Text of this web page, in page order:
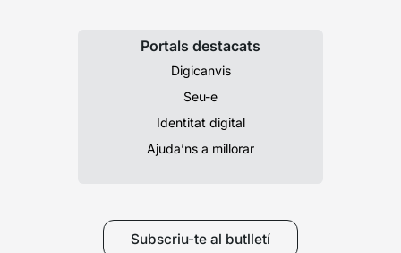
Portals destacats
Digicanvis
Seu-e
Identitat digital
Ajuda’ns a millorar
Subscriu-te al butlletí